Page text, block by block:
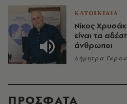
ΚΑΤΟΙΚΙΔΙΑ
Νίκος
είναι τα
άνθρωποι
Δήμητρα
ΠΡΟΣΦΑΤΑ